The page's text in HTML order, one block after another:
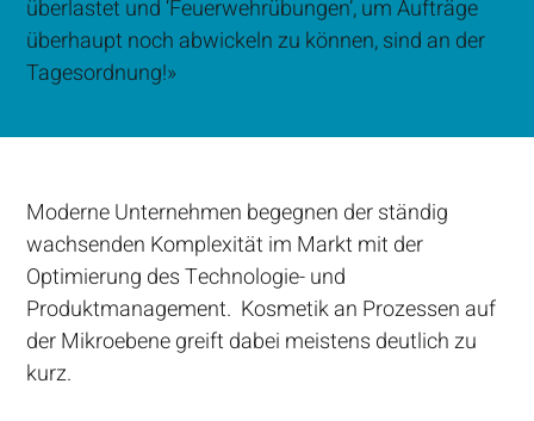
überlastet und ‘Feuerwehrübungen’, um Aufträge
überhaupt noch abwickeln zu können, sind an der
Tagesordnung!»
Moderne Unternehmen begegnen der ständig
wachsenden Komplexität im Markt mit der
Optimierung des Technologie- und
Produktmanagement. Kosmetik an Prozessen auf
der Mikroebene greift dabei meistens deutlich zu
kurz.